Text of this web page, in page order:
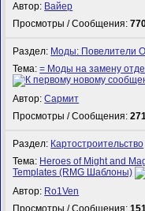
Автор: Вайер
Просмотры / Сообщения:
Раздел: Моды: Повелители
Тема:= Моды на замену
Автор:Сармит
Просмотры / Сообщения:
Раздел: Картостроительство
Тема: Heroes of Might and
Templates (RMG Шаблоны)
Автор: Ro1Ven